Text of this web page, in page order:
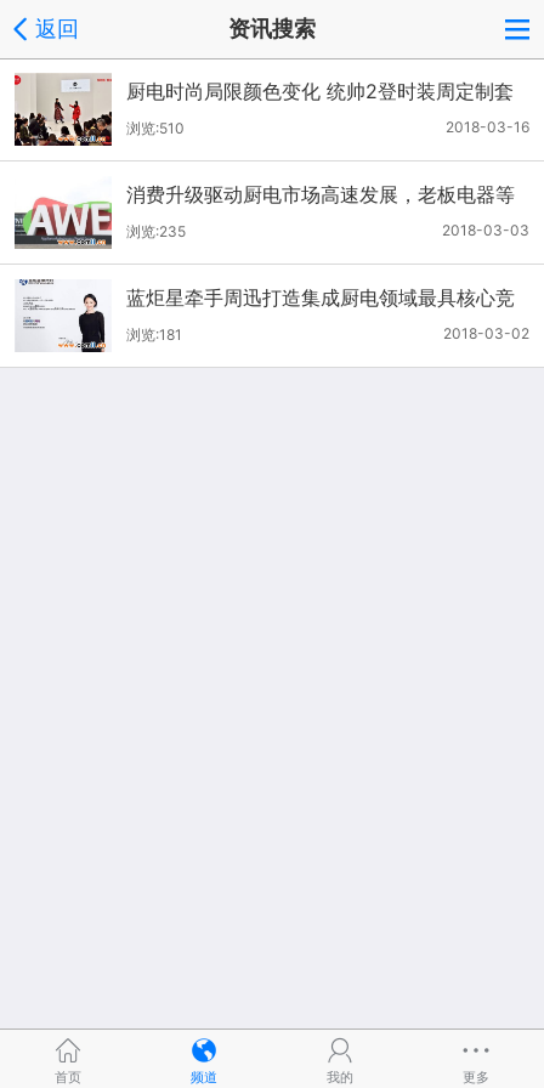
返回 资讯搜索
厨电时尚局限颜色变化 统帅2登时装周定制套
系设计
2018-03-16
浏览:510
消费升级驱动厨电市场高速发展，老板电器等
头部品牌持续发力
2018-03-03
浏览:235
蓝炬星牵手周迅打造集成厨电领域最具核心竞
争力品牌！
2018-03-02
浏览:181
首页 频道 我的 更多